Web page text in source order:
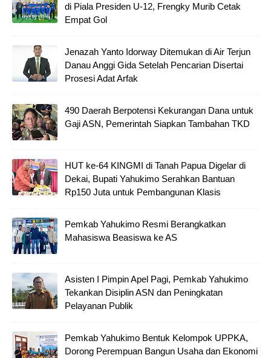
di Piala Presiden U-12, Frengky Murib Cetak
Empat Gol
Jenazah Yanto Idorway Ditemukan di Air Terjun
Danau Anggi Gida Setelah Pencarian Disertai
Prosesi Adat Arfak
490 Daerah Berpotensi Kekurangan Dana untuk
Gaji ASN, Pemerintah Siapkan Tambahan TKD
HUT ke-64 KINGMI di Tanah Papua Digelar di
Dekai, Bupati Yahukimo Serahkan Bantuan
Rp150 Juta untuk Pembangunan Klasis
Pemkab Yahukimo Resmi Berangkatkan
Mahasiswa Beasiswa ke AS
Asisten I Pimpin Apel Pagi, Pemkab Yahukimo
Tekankan Disiplin ASN dan Peningkatan
Pelayanan Publik
Pemkab Yahukimo Bentuk Kelompok UPPKA,
Dorong Perempuan Bangun Usaha dan Ekonomi